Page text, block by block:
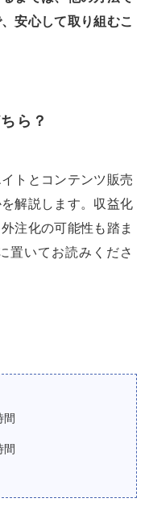
安心して取り組むこ
ら？
トとコンテンツ販売
解説します。収益化
注化の可能性も踏ま
置いてお読みくださ
間
間